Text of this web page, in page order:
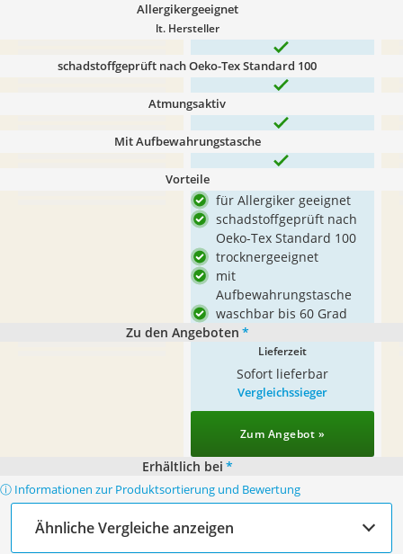
Allergikergeeignet
lt. Hersteller
schadstoffgeprüft nach Oeko-Tex Standard 100
Atmungsaktiv
Mit Aufbewahrungstasche
Vorteile
für Allergiker geeignet
schadstoffgeprüft nach
Oeko-Tex Standard 100
trocknergeeignet
mit
Aufbewahrungstasche
waschbar bis 60 Grad
Zu den Angeboten *
Lieferzeit
Sofort lieferbar
Vergleichssieger
Zum Angebot »
Erhältlich bei *
ⓘ Informationen zur Produktsortierung und Bewertung
Ähnliche Vergleiche anzeigen